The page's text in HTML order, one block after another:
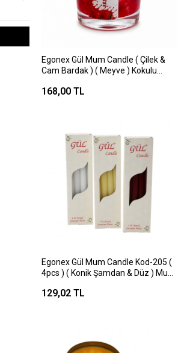
Egonex Gül Mum Candle ( Çilek &
Cam Bardak ) ( Meyve ) Kokulu
168,00 TL
Egonex Gül Mum Candle Kod-205 (
4pcs ) ( Konik Şamdan & Düz ) Mum
129,02 TL